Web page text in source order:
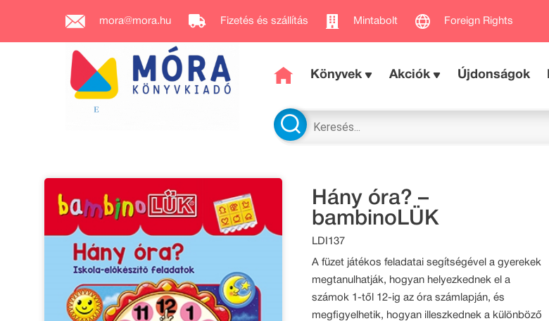
mora@mora.hu Fizetés és szállítás Mintabolt Foreign Rights
Könyvek Akciók Újdonságok
Hány óra? –
bambinoLÜK
LDI137
A füzet játékos feladatai segítségével a gyerekek
megtanulhatják, hogyan helyezkednek el a
számok 1-től 12-ig az óra számlapján, és
megfigyelhetik, hogyan illeszkednek a különböző